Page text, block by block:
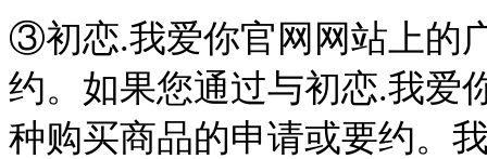
③初恋.我爱你官网网站上的
约。如果您通过与初恋.我爱
种购买商品的申请或要约。